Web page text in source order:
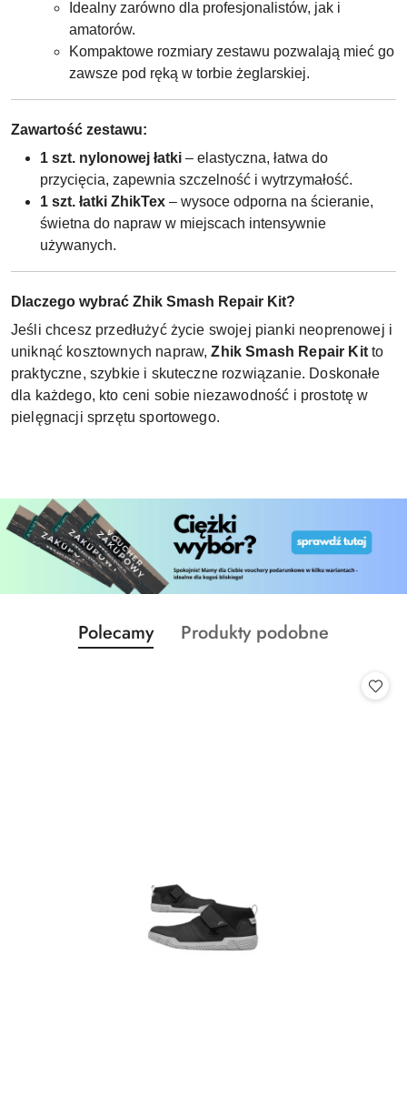
Idealny zarówno dla profesjonalistów, jak i
amatorów.
Kompaktowe rozmiary zestawu pozwalają mieć go
zawsze pod ręką w torbie żeglarskiej.
Zawartość zestawu:
1 szt. nylonowej łatki – elastyczna, łatwa do
przycięcia, zapewnia szczelność i wytrzymałość.
1 szt. łatki ZhikTex – wysoce odporna na ścieranie,
świetna do napraw w miejscach intensywnie
używanych.
Dlaczego wybrać Zhik Smash Repair Kit?
Jeśli chcesz przedłużyć życie swojej pianki neoprenowej i
uniknąć kosztownych napraw,Zhik Smash Repair Kitto
praktyczne, szybkie i skuteczne rozwiązanie. Doskonałe
dla każdego, kto ceni sobie niezawodność i prostotę w
pielęgnacji sprzętu sportowego.
Pomiń karuzelę produktów
Produkty
o
Polecamy
Produkty
Produkty podobne